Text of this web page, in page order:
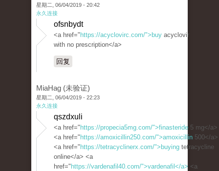
星期二, 06/04/2019 - 20:42
永久连接
ofsnbydt
<a href=" https://acyclovirc.com/">buy acyclovir
with no prescription</a>
回复
MiaHag (未验证)
星期二, 06/04/2019 - 22:23
永久连接
qszdxuli
<a href=" https://propecia5mg.com/">finasteride 5 mg</a>
<a href=" https://amoxicillin250.com/">amoxicillin 500</a>
<a href=" https://tetracyclinerx.com/">buying tetracycline
online</a> <a
href=" https://vardenafil40.com/">vardenafil</a> <a